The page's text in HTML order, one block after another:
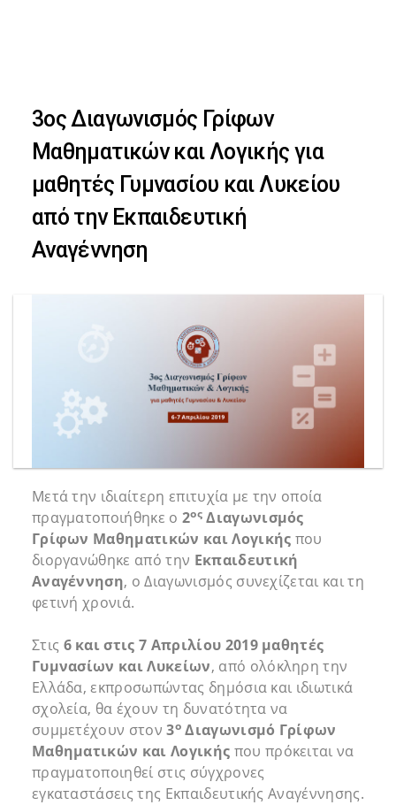
navigation
to
content
3ος Διαγωνισμός Γρίφων
Μαθηματικών και Λογικής για
μαθητές Γυμνασίου και Λυκείου
από την Εκπαιδευτική
Αναγέννηση
Μετά την ιδιαίτερη επιτυχία με την οποία
πραγματοποιήθηκε ο 2οςΔιαγωνισμός
Γρίφων Μαθηματικών και Λογικής που
διοργανώθηκε από την Εκπαιδευτική
Αναγέννηση, ο Διαγωνισμός συνεχίζεται και τη
φετινή χρονιά.
Στις 6 και στις 7 Απριλίου 2019 μαθητές
Γυμνασίων και Λυκείων, από ολόκληρη την
Ελλάδα, εκπροσωπώντας δημόσια και ιδιωτικά
σχολεία, θα έχουν τη δυνατότητα να
συμμετέχουν στον3ο Διαγωνισμό Γρίφων
Μαθηματικών και Λογικής που πρόκειται να
πραγματοποιηθεί στις σύγχρονες
εγκαταστάσεις της Εκπαιδευτικής Αναγέννησης.